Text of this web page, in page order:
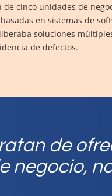
de cinco unidades de
en sistemas de
soluciones
de defectos.
de
negocio,